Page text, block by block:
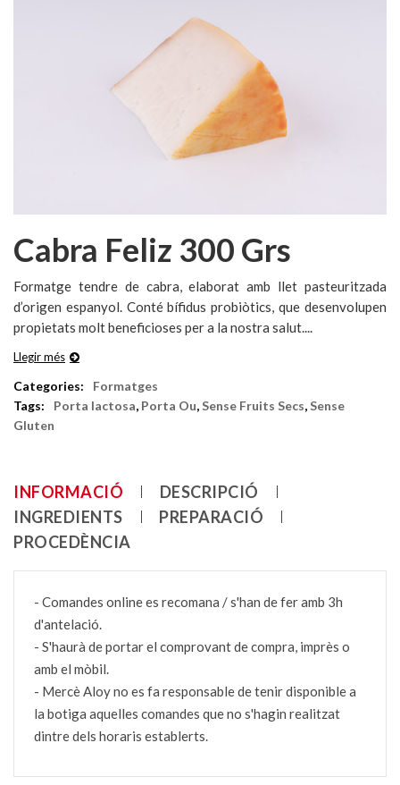
Cabra Feliz 300 Grs
Formatge tendre de cabra, elaborat amb llet pasteuritzada
d’origen espanyol. Conté bífidus probiòtics, que desenvolupen
propietats molt beneficioses per a la nostra salut....
Llegir més
Categories:
Formatges
Tags:
Porta lactosa, Porta Ou,Sense Fruits Secs,Sense
Gluten
INFORMACIÓ
DESCRIPCIÓ
INGREDIENTS
PREPARACIÓ
PROCEDÈNCIA
- Comandes online es recomana / s'han de fer amb 3h
d'antelació.
- S'haurà de portar el comprovant de compra, imprès o
amb el mòbil.
- Mercè Aloy no es fa responsable de tenir disponible a
la botiga aquelles comandes que no s'hagin realitzat
dintre dels horaris establerts.